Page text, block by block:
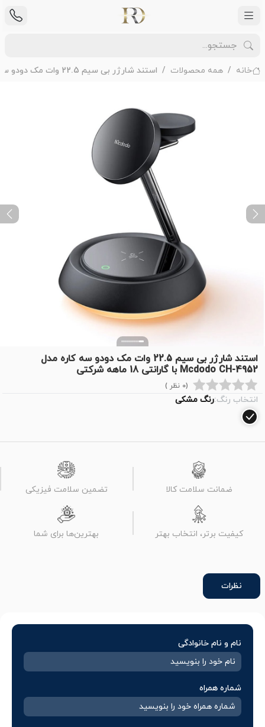
خانه همه محصولات استند شارژر بی سیم 22.5 وات مک دودو سه کاره مدل Mcdodo CH-4952 با گارانتی 18 ماهه شرکتی
Previous
استند شارژر بی سیم 22.5 وات مک دودو سه کاره مدل
Mcdodo CH-4952 با گارانتی 18 ماهه شرکتی
(0 نظر )
انتخاب رنگ:رنگ مشکی
ضمانت سلامت کالا تضمین سلامت فیزیکی
کیفیت برتر، انتخاب بهتر بهترین‌ها برای شما
نظرات
نام و نام خانوادگی
شماره همراه